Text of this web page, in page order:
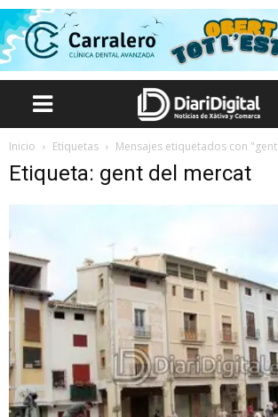
Inicio Etiquetas Mensajes etiquetados con
Etiqueta: gent del mercat